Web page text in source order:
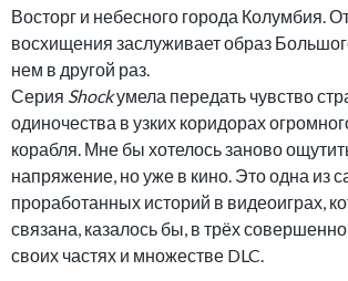
Восторг и небесного города Колумбия.
восхищения заслуживает образ
нем в другой раз.
Серия Shockумела передать чувство
одиночества в узких коридорах
корабля. Мне бы хотелось заново
напряжение, но уже в кино. Это одна из
проработанных историй в видеоиграх,
связана, казалось бы, в трёх
своих частях и множестве DLC.